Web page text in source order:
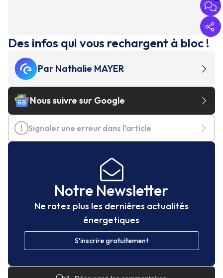
Des infos qui vous rechargent à bloc !
Par Nathalie MAYER
Nous suivre sur Google
Signaler une erreur dans l'article
Notre Newsletter
Ne ratez plus les dernières actualités
énergetiques
S'inscrire gratuitement